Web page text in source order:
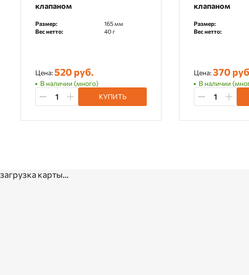
клапаном
Размер:
165 мм
Вес нетто:
40 г
Цена:520 руб.
В наличии (много)
КУПИТЬ
клапаном
Размер:
Вес нетто:
Цена:370
В наличии
загрузка карты...